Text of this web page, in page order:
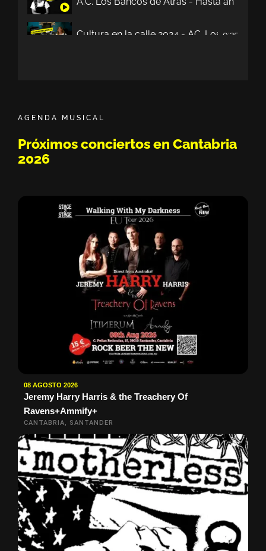
Cultura en la calle 2024 - AC. Los Bancos
0:35
AGENDA MUSICAL
Próximos conciertos en Cantabria
2026
08 AGOSTO 2026
Jeremy Harry Harris & the Treachery Of
Ravens+Ammify+
CANTABRIA, SANTANDER